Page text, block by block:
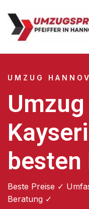
UMZUG
besten
Beste Preise ✓
Beratung ✓